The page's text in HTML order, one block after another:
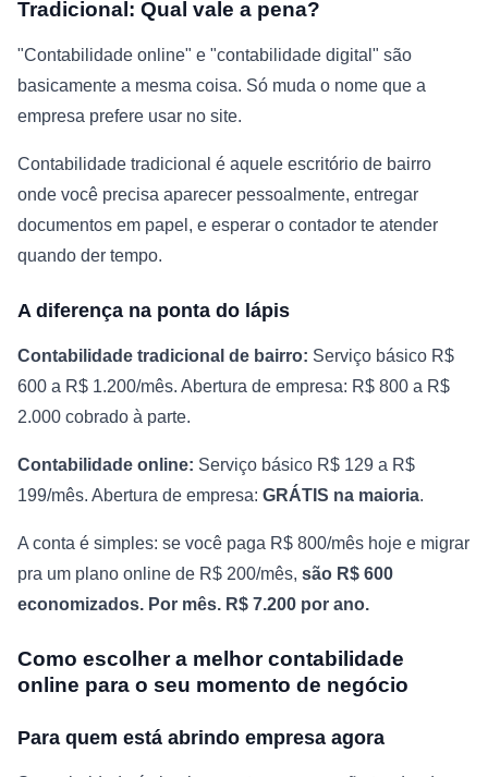
Tradicional: Qual vale a pena?
"Contabilidade online" e "contabilidade digital" são
basicamente a mesma coisa. Só muda o nome que a
empresa prefere usar no site.
Contabilidade tradicional é aquele escritório de bairro
onde você precisa aparecer pessoalmente, entregar
documentos em papel, e esperar o contador te atender
quando der tempo.
A diferença na ponta do lápis
Contabilidade tradicional de bairro: Serviço básico R$
600 a R$ 1.200/mês. Abertura de empresa: R$ 800 a R$
2.000 cobrado à parte.
Contabilidade online: Serviço básico R$ 129 a R$
199/mês. Abertura de empresa: GRÁTIS na maioria.
A conta é simples: se você paga R$ 800/mês hoje e migrar
pra um plano online de R$ 200/mês, são R$ 600
economizados. Por mês. R$ 7.200 por ano.
Como escolher a melhor contabilidade
online para o seu momento de negócio
Para quem está abrindo empresa agora